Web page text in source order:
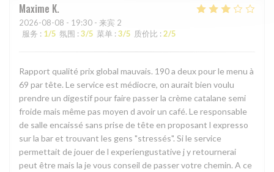
Maxime K
2026-08-08 - 19:30 - 来宾 2
服务 : 1/5 氛围 : 3/5 菜单 : 3/5 质价比 : 2/5
Rapport qualité prix global mauvais. 190 a deux pour le menu à
69 par tête. Le service est médiocre, on aurait bien voulu
prendre un digestif pour faire passer la crème catalane semi
froide mais même pas moyen d avoir un café. Le responsable
de salle encaissé sans prise de tête en proposant l expresso
sur la bar et trouvant les gens "stressés". Si le service
permettait de jouer de l experiengustative j y retournerai
peut être mais la je vous conseil de passer votre chemin. A ce